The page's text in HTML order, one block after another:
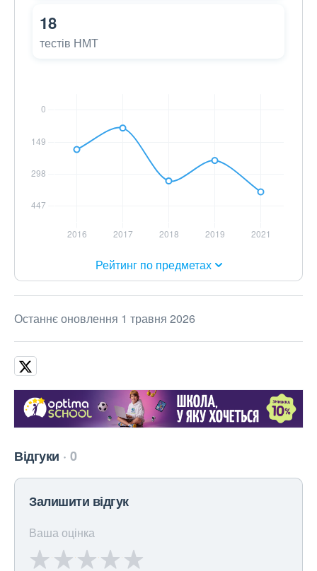
18
тестів НМТ
Рейтинг по предметах
Останнє оновлення 1 травня 2026
Відгуки 0
Залишити відгук
Ваша оцінка